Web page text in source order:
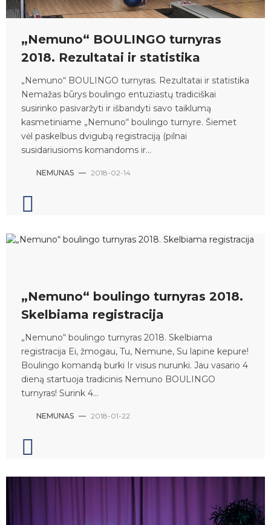
„Nemuno“ BOULINGO turnyras
2018. Rezultatai ir statistika
„Nemuno“ BOULINGO turnyras. Rezultatai ir statistika
Nemažas būrys boulingo entuziastų tradiciškai
susirinko pasivaržyti ir išbandyti savo taiklumą
kasmetiniame „Nemuno“ boulingo turnyre. Šiemet
vėl paskelbus dvigubą registraciją (pilnai
susidariusioms komandoms ir...
NEMUNAS — 2018-02-14
„Nemuno“ boulingo turnyras 2018.
Skelbiama registracija
„Nemuno“ boulingo turnyras 2018. Skelbiama
registracija Ei, žmogau, Tu, Nemune, Su lapine kepure!
Boulingo komandą burki Ir visus nurunki. Jau vasario 4
dieną startuoja tradicinis Nemuno BOULINGO
turnyras! Surink 4...
NEMUNAS — 2018-01-22